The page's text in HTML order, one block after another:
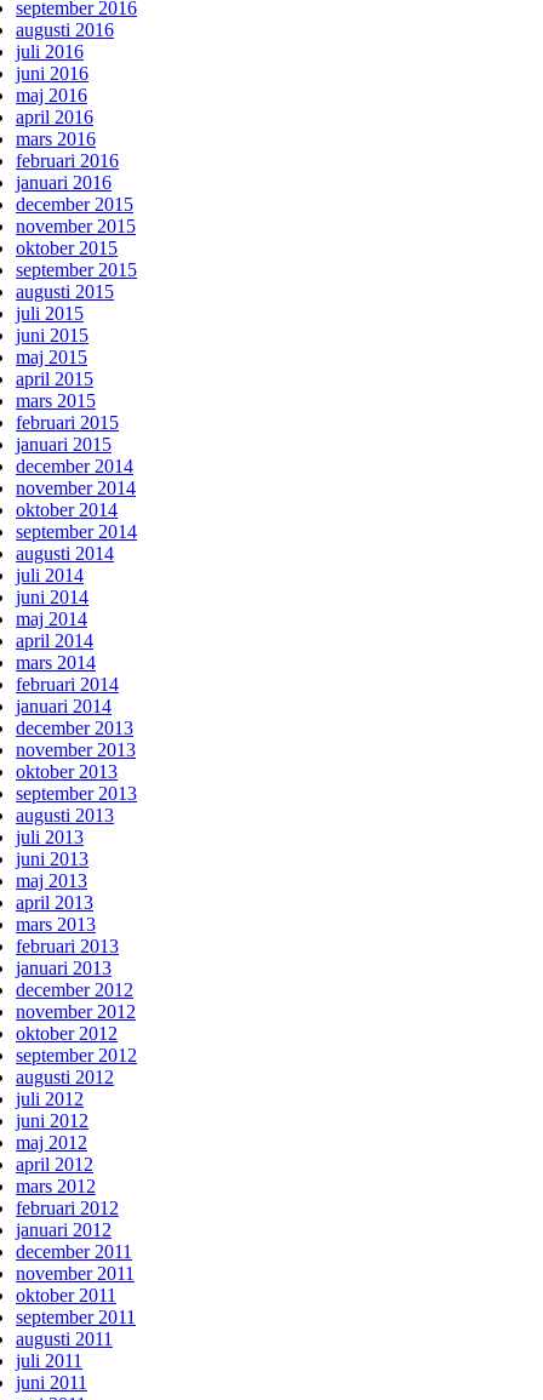
september 2016
augusti 2016
juli 2016
juni 2016
maj 2016
april 2016
mars 2016
februari 2016
januari 2016
december 2015
november 2015
oktober 2015
september 2015
augusti 2015
juli 2015
juni 2015
maj 2015
april 2015
mars 2015
februari 2015
januari 2015
december 2014
november 2014
oktober 2014
september 2014
augusti 2014
juli 2014
juni 2014
maj 2014
april 2014
mars 2014
februari 2014
januari 2014
december 2013
november 2013
oktober 2013
september 2013
augusti 2013
juli 2013
juni 2013
maj 2013
april 2013
mars 2013
februari 2013
januari 2013
december 2012
november 2012
oktober 2012
september 2012
augusti 2012
juli 2012
juni 2012
maj 2012
april 2012
mars 2012
februari 2012
januari 2012
december 2011
november 2011
oktober 2011
september 2011
augusti 2011
juli 2011
juni 2011